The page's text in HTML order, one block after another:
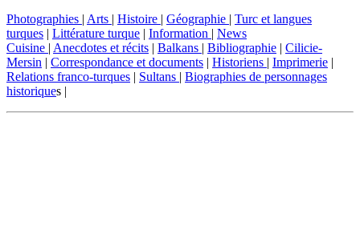
Photographies | Arts | Histoire | Géographie | Turc et langues
turques | Littérature turque | Information | News
Cuisine | Anecdotes et récits | Balkans | Bibliographie | Cilicie-
Mersin | Correspondance et documents | Historiens | Imprimerie |
Relations franco-turques | Sultans | Biographies de personnages
historiques |